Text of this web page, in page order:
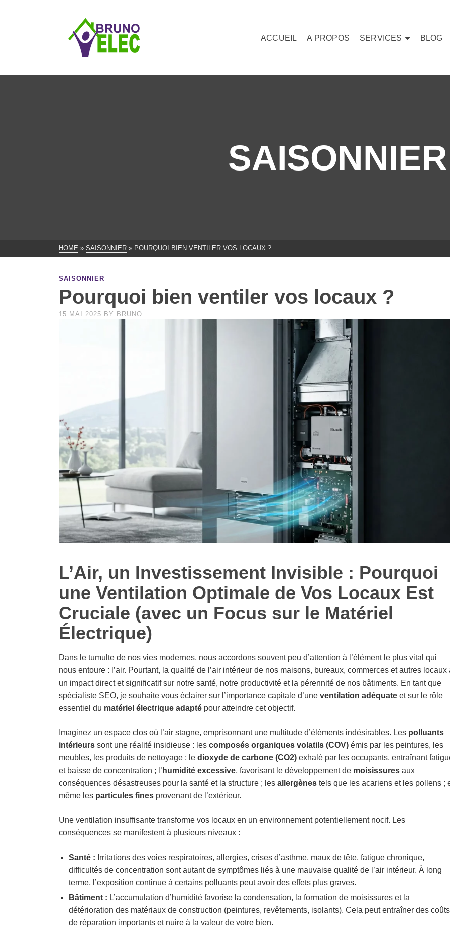
ACCUEIL A PROPOS SERVICES BLOG
SAISONNIER
HOME » SAISONNIER » POURQUOI BIEN VENTILER VOS LOCAUX ?
SAISONNIER
Pourquoi bien ventiler vos locaux ?
15 MAI 2025 BY BRUNO
L’Air, un Investissement Invisible : Pourquoi
une Ventilation Optimale de Vos Locaux Est
Cruciale (avec un Focus sur le Matériel
Électrique)
Dans le tumulte de nos vies modernes, nous accordons souvent peu d’attention à l’élément le plus vital qui
nous entoure : l’air. Pourtant, la qualité de l’air intérieur de nos maisons, bureaux, commerces et autres locaux
un impact direct et significatif sur notre santé, notre productivité et la pérennité de nos bâtiments. En tant que
spécialiste SEO, je souhaite vous éclairer sur l’importance capitale d’une ventilation adéquate et sur le rôle
essentiel du matériel électrique adapté pour atteindre cet objectif.
Imaginez un espace clos où l’air stagne, emprisonnant une multitude d’éléments indésirables. Les polluants
intérieurs sont une réalité insidieuse : les composés organiques volatils (COV) émis par les peintures, les
meubles, les produits de nettoyage ; le dioxyde de carbone (CO2​) exhalé par les occupants, entraînant
et baisse de concentration ; l’ humidité excessive, favorisant le développement de moisissures aux
conséquences désastreuses pour la santé et la structure ; les allergènes tels que les acariens et les pollens ;
même les particules fines provenant de l’extérieur.
Une ventilation insuffisante transforme vos locaux en un environnement potentiellement nocif. Les
conséquences se manifestent à plusieurs niveaux :
Santé : Irritations des voies respiratoires, allergies, crises d’asthme, maux de tête, fatigue chronique,
difficultés de concentration sont autant de symptômes liés à une mauvaise qualité de l’air intérieur. À long
terme, l’exposition continue à certains polluants peut avoir des effets plus graves.
Bâtiment : L’accumulation d’humidité favorise la condensation, la formation de moisissures et la
détérioration des matériaux de construction (peintures, revêtements, isolants). Cela peut entraîner des coûts
de réparation importants et nuire à la valeur de votre bien.